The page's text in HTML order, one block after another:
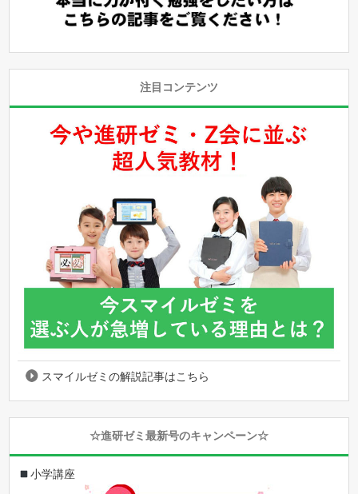
注目コンテンツ
スマイルゼミの解説記事はこちら
☆進研ゼミ最新号のキャンペーン☆
小学講座